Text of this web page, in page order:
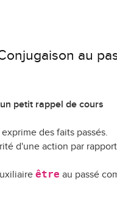
au
petit rappel de cours
des faits passés.
d'une action par
être au passé